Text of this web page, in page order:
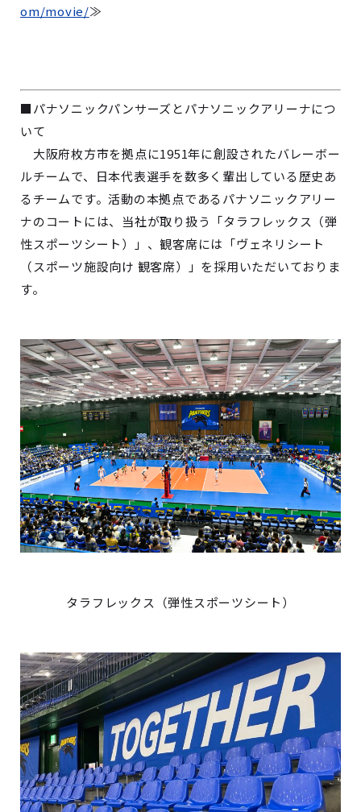
om/movie/≫
■パナソニックパンサーズとパナソニックアリーナにつ
いて
大阪府枚方市を拠点に1951年に創設されたバレーボー
ルチームで、日本代表選手を数多く輩出している歴史あ
るチームです。活動の本拠点であるパナソニックアリー
ナのコートには、当社が取り扱う「タラフレックス（弾
性スポーツシート）」、観客席には「ヴェネリシート
（スポーツ施設向け 観客席）」を採用いただいておりま
す。
タラフレックス（弾性スポーツシート）